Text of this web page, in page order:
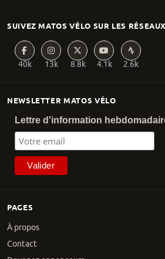
PAGES
À propos
Contact
NEWSLETTER MATOS VÉLO
Lettre d'information
SUIVEZ MATOS VÉLO SUR LES
40k 13k 8.8k 4.1k 2.6k